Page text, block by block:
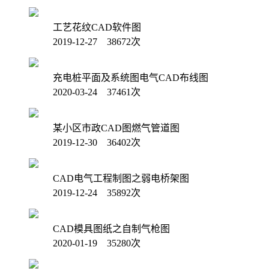
工艺花纹CAD软件图
2019-12-27 38672次
充电桩平面及系统图电气CAD布线图
2020-03-24 37461次
某小区市政CAD图燃气管道图
2019-12-30 36402次
CAD电气工程制图之弱电桥架图
2019-12-24 35892次
CAD模具图纸之自制气枪图
2020-01-19 35280次